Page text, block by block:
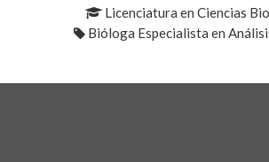
Licenciatura en Ciencias
Bióloga Especialista en